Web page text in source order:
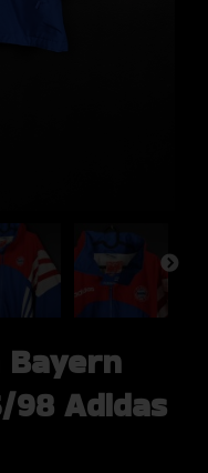
Bayern
98 Adidas